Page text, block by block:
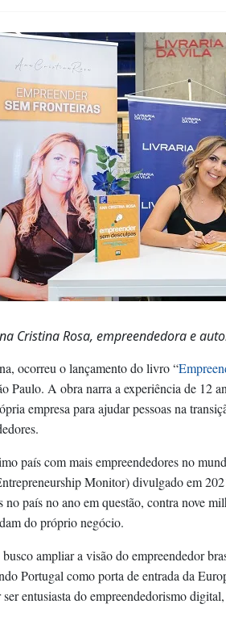
Cristina Rosa, empreendedora e
ocorreu o lançamento do livro “
Paulo. A obra narra a experiência de 12
empresa para ajudar pessoas na
país com mais empreendedores no
Monitor) divulgado em
no país no ano em questão, contra nove
do próprio negócio.
ampliar a visão do empreendedor
Portugal como porta de entrada da
entusiasta do empreendedorismo